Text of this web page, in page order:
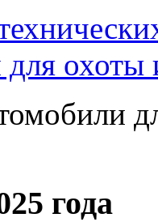
охоты
года